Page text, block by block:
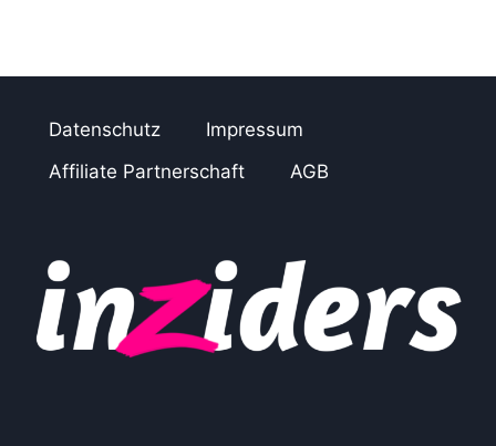
Datenschutz
Impressum
Affiliate Partnerschaft
AGB